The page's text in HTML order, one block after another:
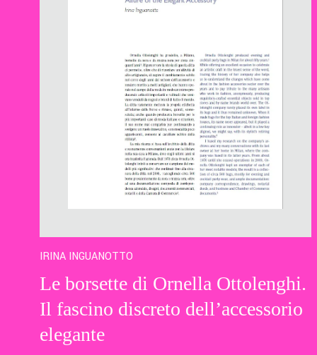
IRINA INGUANOTTO
Le borsette di Ornella Ottolenghi.
Il fascino discreto dell’accessorio
elegante